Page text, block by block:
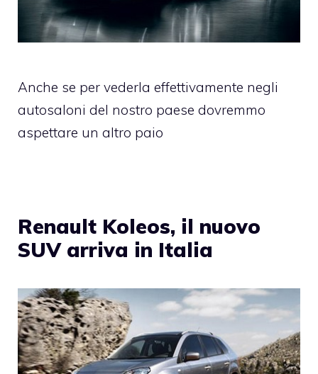
Anche se per vederla effettivamente negli
autosaloni del nostro paese dovremmo
aspettare un altro paio
Renault Koleos, il nuovo
SUV arriva in Italia